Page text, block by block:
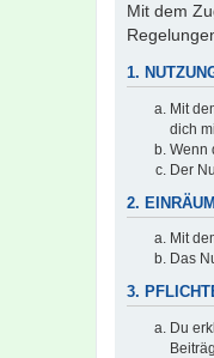
Mit dem
1.
Mit
dich
Wenn
Der
2.
Mit
Das
3.
Du